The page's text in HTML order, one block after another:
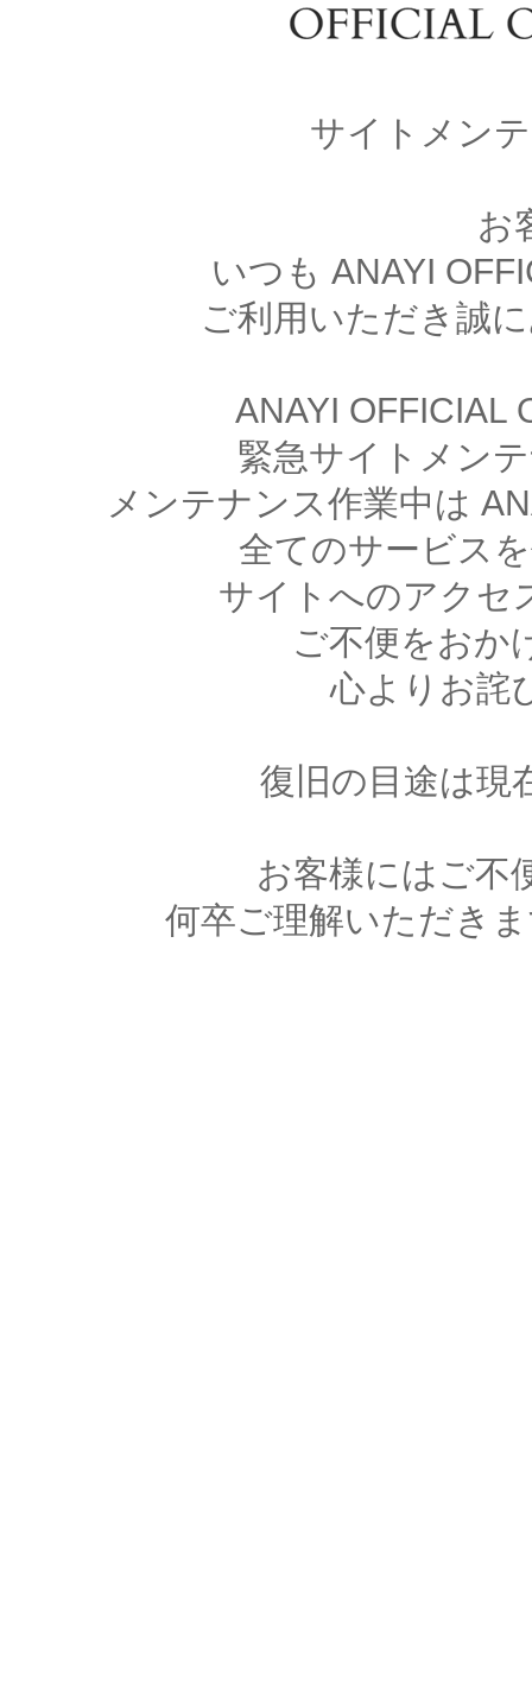
サイトメン
お
いつも ANAYI
ご利用いただき誠
ANAYI OFFICIAL
緊急サイトメン
メンテナンス作業中は
全てのサービス
サイトへのアクセ
ご不便をおか
心よりお詫
復旧の目途は現
お客様にはご不
何卒ご理解いただき